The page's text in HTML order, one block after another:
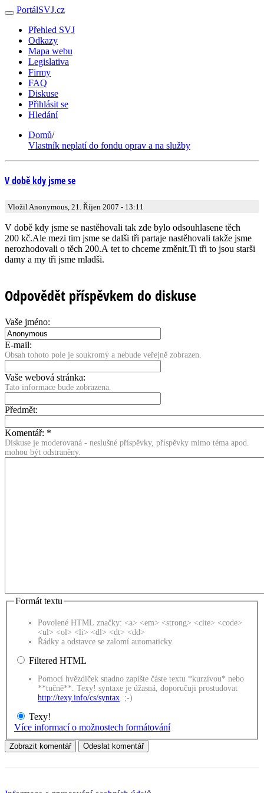
PortálSVJ.cz
Přehled SVJ
Odkazy
Mapa webu
Legislativa
Firmy
FAQ
Diskuse
Přihlásit se
Hledání
Domů/
Vlastník neplatí do fondu oprav a na služby
V době kdy jsme se
Vložil Anonymous, 21. Říjen 2007 - 13:11
V době kdy jsme se nastěhovali tak zde bylo odsouhlasene těch
200 kč.Ale mezi tim jsme se dalši tři partaje nastěhovali takže jsme
nerozhodovali o těch 200.A tet to chceme změnit.Ti tři to jsou starši
damy a my tři jsme mladši.
Odpovědět příspěvkem do diskuse
Vaše jméno:
E-mail:
Obsah tohoto pole je soukromý a nebude veřejně zobrazen.
Vaše webová stránka:
Tato informace bude zobrazena.
Předmět:
Komentář: *
Diskuse je moderovaná - neslušné příspěvky, příspěvky mimo téma apod.
mohou být odstraněny.
Formát textu
Povolené HTML značky: <a> <em> <strong> <cite> <code>
<ul> <ol> <li> <dl> <dt> <dd>
Řádky a odstavce se zalomí automaticky.
Filtered HTML
Pomocí hvězdiček snadno zapište částe textu *kurzívou* nebo
**tučně**. Texy! syntaxe je úžasná, doporučuji prostudovat
http://texy.info/cs/syntax . ;-)
Texy!
Více informací o možnostech formátování